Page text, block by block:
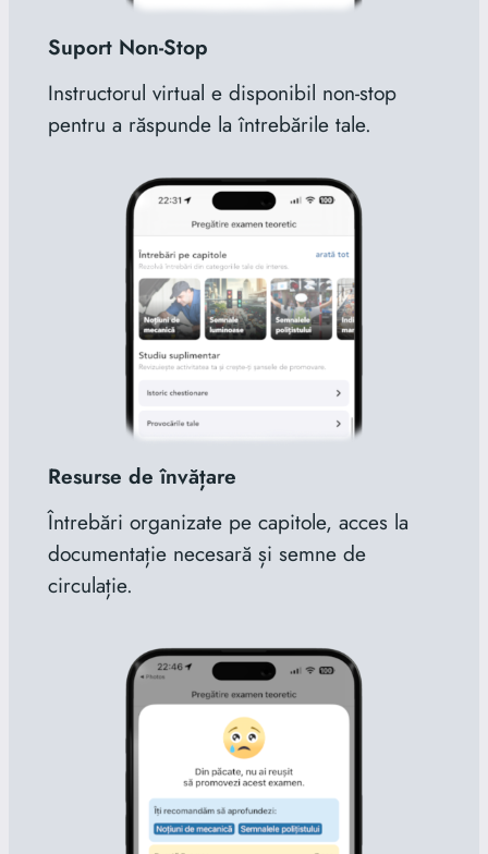
Suport Non-Stop
Instructorul virtual e disponibil non-stop
pentru a răspunde la întrebările tale.
Resurse de învățare
Întrebări organizate pe capitole, acces la
documentație necesară și semne de
circulație.